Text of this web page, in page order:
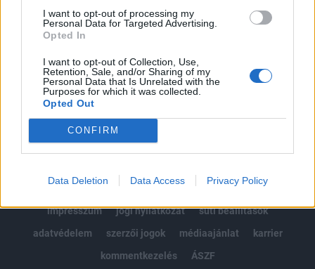
I want to opt-out of processing my
Personal Data for Targeted Advertising.
Opted In
I want to opt-out of Collection, Use,
Retention, Sale, and/or Sharing of my
Personal Data that Is Unrelated with the
Purposes for which it was collected.
Opted Out
CONFIRM
Data Deletion Data Access Privacy Policy
Előfizetés
MÁR ELŐFIZETŐNK VAGY?BEJELENTKEZÉS
impresszum
jogi nyilatkozat
süti beállítások
adatvédelem
szerzői jogok médiaajánlat
karrier
kommentkezelés
ÁSZF